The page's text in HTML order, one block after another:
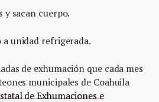
y sacan cuerpo.
a unidad refrigerada.
de exhumación que cada mes
municipales de Coahuila
de Exhumaciones e